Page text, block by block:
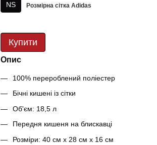
NS Розмірна сітка Adidas
Купити
Опис
100% перероблений поліестер
Бічні кишені із сітки
Об'єм: 18,5 л
Передня кишеня на блискавці
Розміри: 40 см х 28 см х 16 см